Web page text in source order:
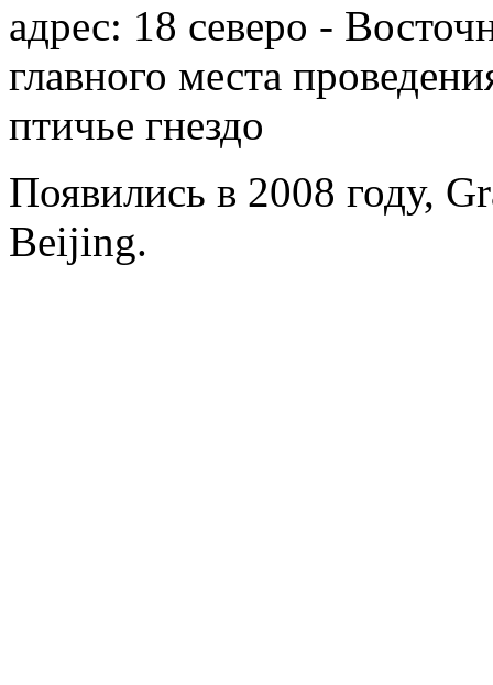
адрес: 18 северо -
главного места
птичье гнездо
Появились в 2008 году,
Beijing.